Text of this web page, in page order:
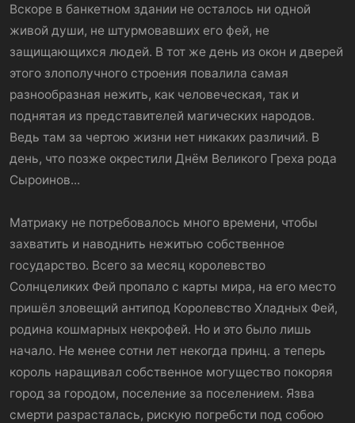
Вскоре в банкетном здании не осталось ни одной
живой души, не штурмовавших его фей, не
защищающихся людей. В тот же день из окон и дверей
этого злополучного строения повалила самая
разнообразная нежить, как человеческая, так и
поднятая из представителей магических народов.
Ведь там за чертою жизни нет никаких различий. В
день, что позже окрестили Днём Великого Греха рода
Сыроинов...
Матриаку не потребовалось много времени, чтобы
захватить и наводнить нежитью собственное
государство. Всего за месяц королевство
Солнцеликих Фей пропало с карты мира, на его место
пришёл зловещий антипод Королевство Хладных Фей,
родина кошмарных некрофей. Но и это было лишь
начало. Не менее сотни лет некогда принц. а теперь
король наращивал собственное могущество покоряя
город за городом, поселение за поселением. Язва
смерти разрасталась, рискую погребсти под собою